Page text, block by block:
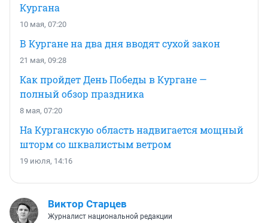
Кургана
10 мая, 07:20
В Кургане на два дня вводят сухой закон
21 мая, 09:28
Как пройдет День Победы в Кургане —
полный обзор праздника
8 мая, 07:20
На Курганскую область надвигается мощный
шторм со шквалистым ветром
19 июля, 14:16
Виктор Старцев
Журналист национальной редакции